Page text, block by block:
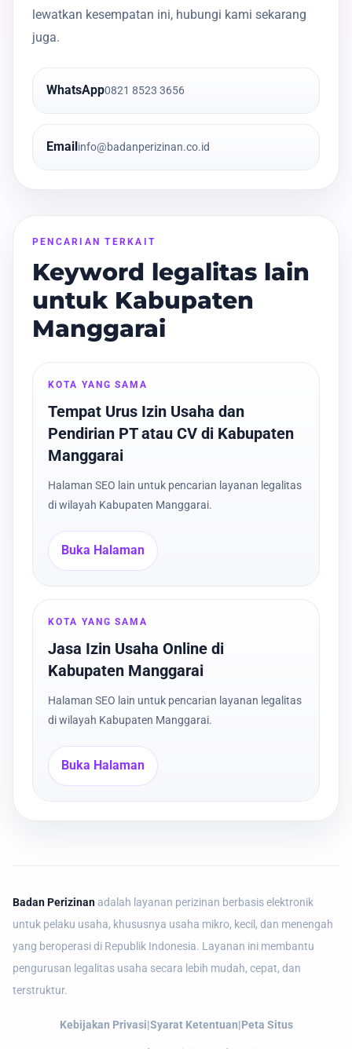
lewatkan kesempatan ini, hubungi kami sekarang
juga.
WhatsApp0821 8523 3656
Email info@badanperizinan.co.id
PENCARIAN TERKAIT
Keyword legalitas lain
untuk Kabupaten
Manggarai
KOTA YANG SAMA
Tempat Urus Izin Usaha dan
Pendirian PT atau CV di Kabupaten
Manggarai
Halaman SEO lain untuk pencarian layanan legalitas
di wilayah Kabupaten Manggarai.
Buka Halaman
KOTA YANG SAMA
Jasa Izin Usaha Online di
Kabupaten Manggarai
Halaman SEO lain untuk pencarian layanan legalitas
di wilayah Kabupaten Manggarai.
Buka Halaman
Badan Perizinan adalah layanan perizinan berbasis elektronik
untuk pelaku usaha, khususnya usaha mikro, kecil, dan menengah
yang beroperasi di Republik Indonesia. Layanan ini membantu
pengurusan legalitas usaha secara lebih mudah, cepat, dan
terstruktur.
Kebijakan Privasi|Syarat Ketentuan|Peta Situs